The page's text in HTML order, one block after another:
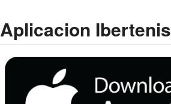
Aplicacion Ibertenis